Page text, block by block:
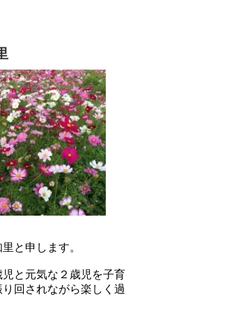
と申します。
と元気な２歳児を子育
回されながら楽しく過